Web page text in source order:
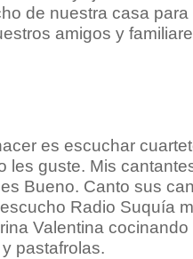
de nuestra casa
amigos y
es escuchar
les guste. Mis
Bueno. Canto sus
Radio Suquía
Valentina
pastafrolas.